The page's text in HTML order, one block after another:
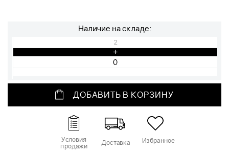
Наличие на складе:
2
+
ДОБАВИТЬ В КОРЗИНУ
Условия
продажи
Доставка Избранное